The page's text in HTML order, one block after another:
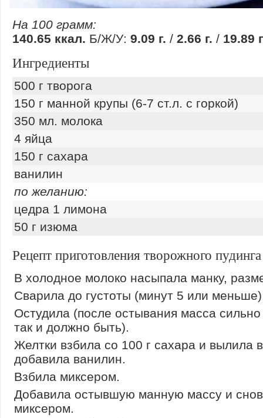
На 100 грамм:
140.65 ккал. Б/Ж/У: 9.09 г. / 2.66 г. / 19.89
Ингредиенты
500 г творога
150 г манной крупы (6-7 ст.л. с горкой)
350 мл. молока
4 яйца
150 г сахара
ванилин
по желанию:
цедра 1 лимона
50 г изюма
Рецепт приготовления творожного пудинга
В холодное молоко насыпала манку,
Сварила до густоты (минут 5 или
Остудила (после остывания масса сильно
так и должно быть).
Желтки взбила со 100 г сахара и вылила в
добавила ванилин.
Взбила миксером.
Добавила остывшую манную массу и
миксером.